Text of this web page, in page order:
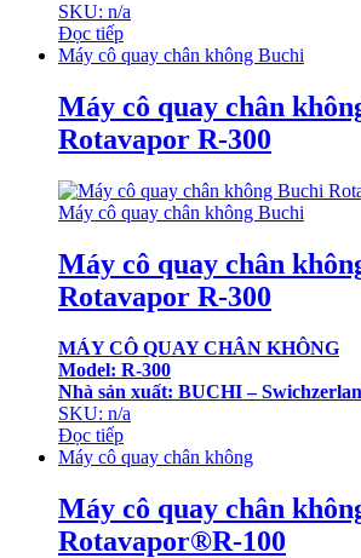
SKU: n/a
Đọc tiếp
Máy cô quay chân không Buchi
Máy cô quay chân
Rotavapor R-300
Máy cô quay chân không Buchi
Máy cô quay chân
Rotavapor R-300
MÁY CÔ QUAY CHÂN KHÔNG
Model: R-300
Nhà sản xuất: BUCHI –
SKU: n/a
Đọc tiếp
Máy cô quay chân không
Máy cô quay chân
Rotavapor®R-100